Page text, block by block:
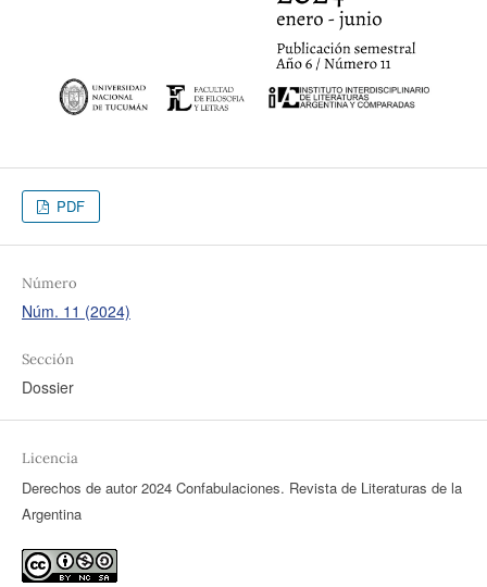
PDF
Número
Núm. 11 (2024)
Sección
Dossier
Licencia
Derechos de autor 2024 Confabulaciones. Revista de Literaturas de la
Argentina